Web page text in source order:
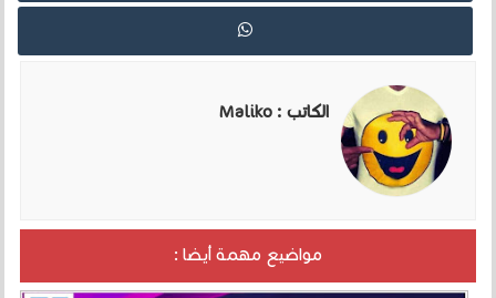
الكاتب :Maliko
مواضيع مهمة أيضا :